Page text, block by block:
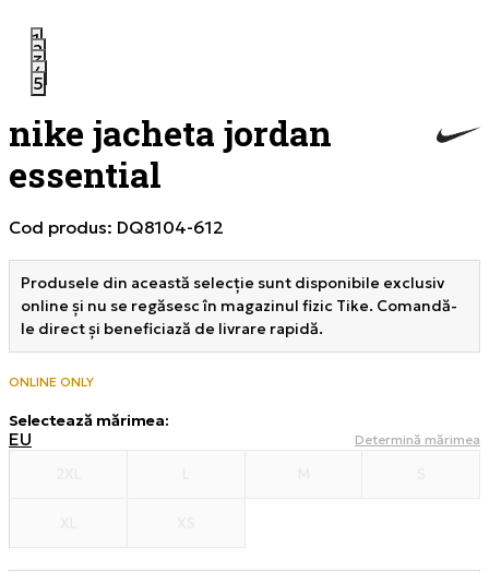
1
2
3
4
5
nike jacheta jordan
essential
Cod produs: DQ8104-612
Produsele din această selecție sunt disponibile exclusiv
online și nu se regăsesc în magazinul fizic Tike. Comandă-
le direct și beneficiază de livrare rapidă.
ONLINE ONLY
Selectează mărimea:
EU Determină mărimea